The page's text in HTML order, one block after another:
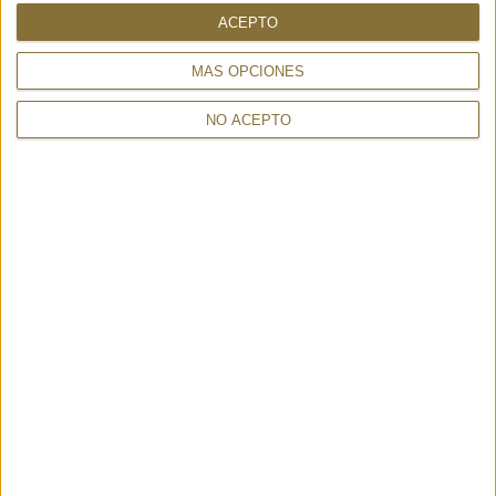
MÁS OPCIONES
NO ACEPTO
ACEPTO
AT-3 DARK GOLD - MARCO
SMALL SHOPPER MALACHITE -
370,00 €